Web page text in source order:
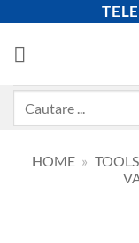
content
HOME »